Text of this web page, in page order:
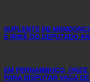
SUPLENTE DE
E IRMÃ DO DEPUTADO
EM PERNAMBUCO,
PARA DISPUTAR VAGA